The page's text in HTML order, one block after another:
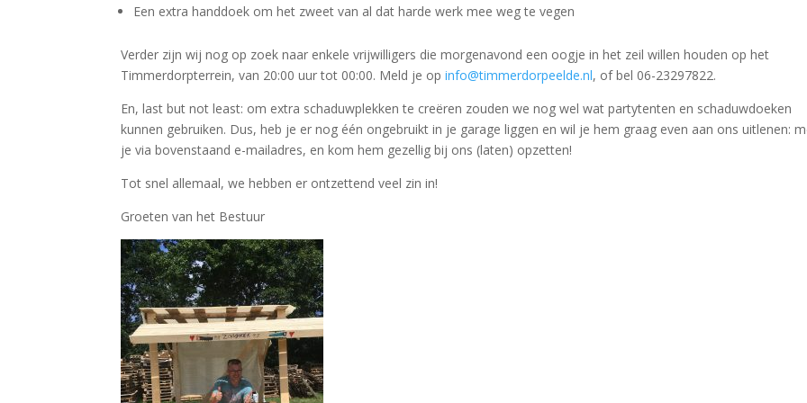
Een extra handdoek om het zweet van al dat harde werk mee weg te vegen
Verder zijn wij nog op zoek naar enkele vrijwilligers die morgenavond een oogje in het zeil willen houden op het
Timmerdorpterrein, van 20:00 uur tot 00:00. Meld je opinfo@timmerdorpeelde.nl, of bel 06-23297822.
En, last but not least: om extra schaduwplekken te creëren zouden we nog wel wat partytenten en schaduwdoeken
kunnen gebruiken. Dus, heb je er nog één ongebruikt in je garage liggen en wil je hem graag even aan ons uitlenen:
je via bovenstaand e-mailadres, en kom hem gezellig bij ons (laten) opzetten!
Tot snel allemaal, we hebben er ontzettend veel zin in!
Groeten van het Bestuur